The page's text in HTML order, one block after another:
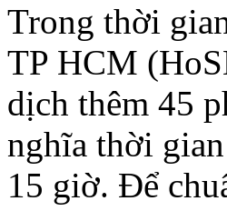
Trong thời
TP HCM
dịch thêm 45
nghĩa thời
15 giờ. Để